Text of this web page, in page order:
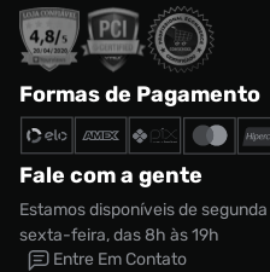
Formas de Pagamento
Fale com a gente
Estamos disponíveis de segunda
sexta-feira, das 8h às 19h
Entre Em Contato